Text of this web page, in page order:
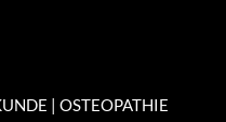
| OSTEOPATHIE